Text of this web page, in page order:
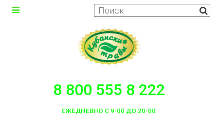
8 800 555 8 222
ЕЖЕДНЕВНО С 9-00 ДО 20-00